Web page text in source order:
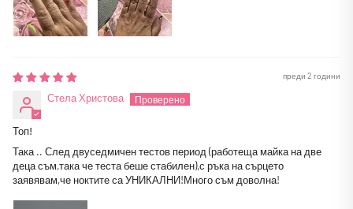
преди 2 години
Стела Христова
Топ!
Така .. След двуседмичен тестов период (работеща майка на две
деца съм,така че теста беше стабилен),с ръка на сърцето
заявявам,че ноктите са УНИКАЛНИ!Много съм доволна!